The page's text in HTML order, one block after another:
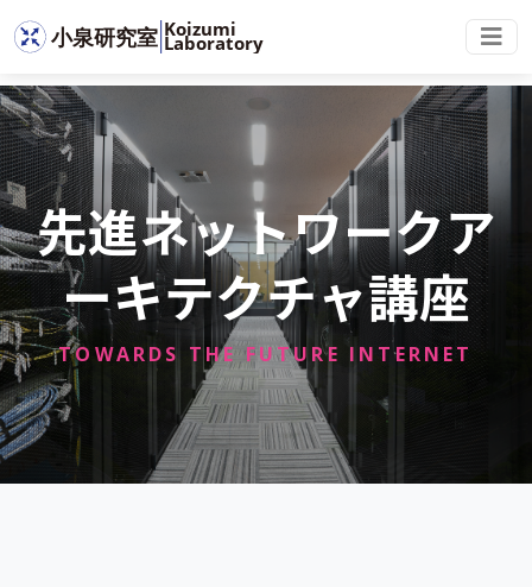
先進ネットワークア
ーキテクチャ講座
TOWARDS THE FUTURE INTERNET